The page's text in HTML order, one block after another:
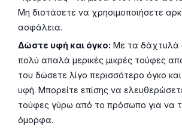
Μη διστάσετε να χρησιμοποιήσετε
ασφάλεια.
Δώστε υφή και όγκο: Με τα δάχτυλά
πολύ απαλά μερικές μικρές τούφες
του δώσετε λίγο περισσότερο όγκο
υφή. Μπορείτε επίσης να
τούφες γύρω από το πρόσωπο για να
όμορφα.